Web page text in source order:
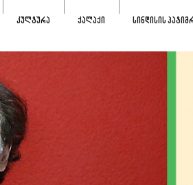
ᲙᲣᲚᲢᲣᲠᲐ ᲥᲐᲚᲐᲥᲘ ᲡᲘᲜᲓᲘᲡᲘᲡ